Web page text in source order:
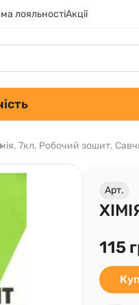
лояльностіАкції
7кл. Робочий зошит.
Арт.
115